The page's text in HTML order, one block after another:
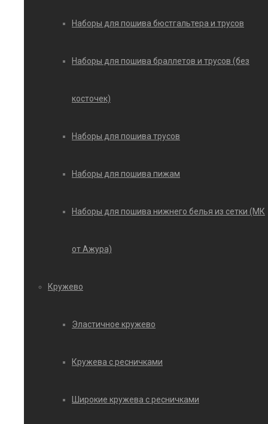
Наборы для пошива бюстгальтера и трусов
Наборы для пошива браллетов и трусов (без
косточек)
Наборы для пошива трусов
Наборы для пошива пижам
Наборы для пошива нижнего белья из сетки (МК
от Ажура)
Кружево
Эластичное кружево
Кружева с ресничками
Широкие кружева с ресничками